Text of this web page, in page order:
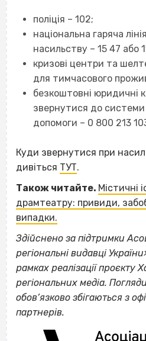
поліція – 102;
національна гаряча
насильству – 15 47 або
кризові центри та
для тимчасового
безкоштовні юридичні
звернутися до системи
допомоги – 0 800 213
Куди звернутися при
дивіться ТУТ.
Також читайте. Містичні
драмтеатру: привиди,
випадки.
Здійснено за підтримки
регіональні видавці
рамках реалізації проєкту
регіональних медіа.
обов’язково збігаються з
партнерів.